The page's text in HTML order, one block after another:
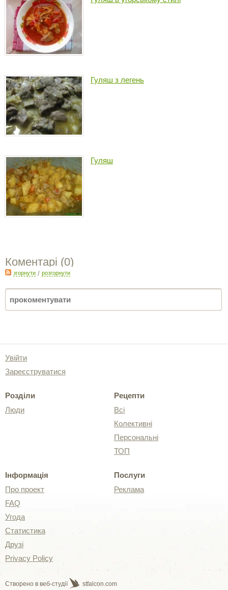
Гуляш з легень
Гуляш
Коментарі (0)
згорнути / розгорнути
Увійти
Зареєструватися
Розділи
Люди
Рецепти
Всі
Колективні
Персональні
ТОП
Інформація
Про проект
FAQ
Угода
Статистика
Друзі
Privacy Policy
Послуги
Реклама
Створено в веб-студії
stfalcon.com